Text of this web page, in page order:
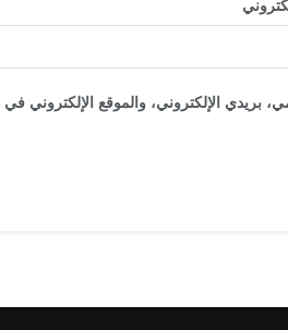
بريدي الإلكتروني، والموقع الإلكتروني